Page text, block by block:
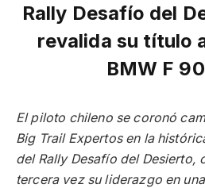
Rally Desafío del
revalida su título
BMW F
El piloto chileno se coronó
Big Trail Expertos en la
del Rally Desafío del Desierto,
tercera vez su liderazgo en